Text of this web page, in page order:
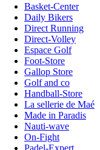
Basket-Center
Daily Bikers
Direct Running
Direct-Volley
Espace Golf
Foot-Store
Gallop Store
Golf and co
Handball-Store
La sellerie de Maé
Made in Paradis
Nauti-wave
On-Fight
Padel-Expert